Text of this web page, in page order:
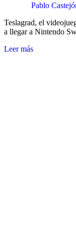
Pablo
Teslagrad, el
a llegar a Nintendo
Leer más